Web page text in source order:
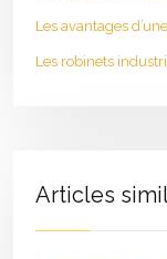
Les avantages
Les robinets
Articles